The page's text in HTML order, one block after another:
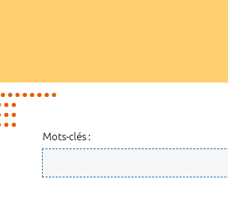
Mots-clés :